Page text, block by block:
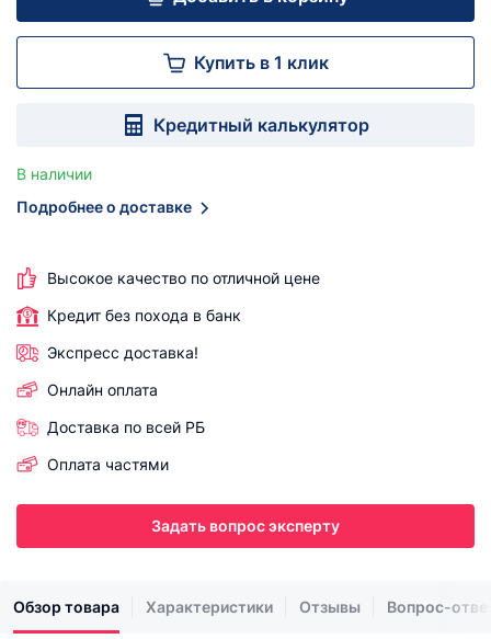
Купить в 1 клик
Кредитный калькулятор
В наличии
Подробнее о доставке
Высокое качество по отличной цене
Кредит без похода в банк
Экспресс доставка!
Онлайн оплата
Доставка по всей РБ
Оплата частями
Задать вопрос эксперту
Обзор товара Характеристики Отзывы Вопрос-